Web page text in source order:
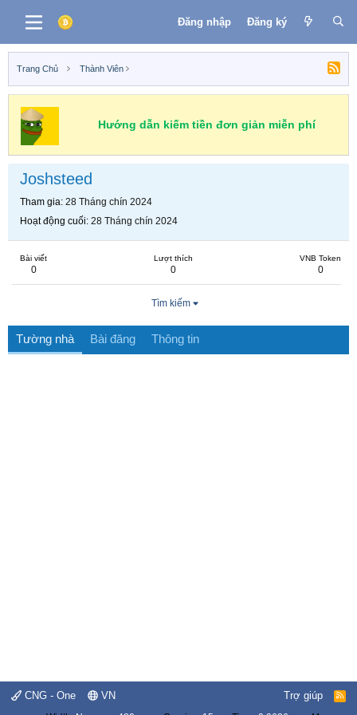
Đăng nhập Đăng ký
Trang Chủ Thành Viên
Hướng dẫn kiếm tiền đơn giản miễn phí
Joshsteed
Tham gia 28 Tháng chín 2024
Hoạt động cuối 28 Tháng chín 2024
Bài viết
0
Lượt thích
0
VNB Token
0
Tìm kiếm
Tường nhà Bài đăng Thông tin
CNG - One VN Trợ giúp
R